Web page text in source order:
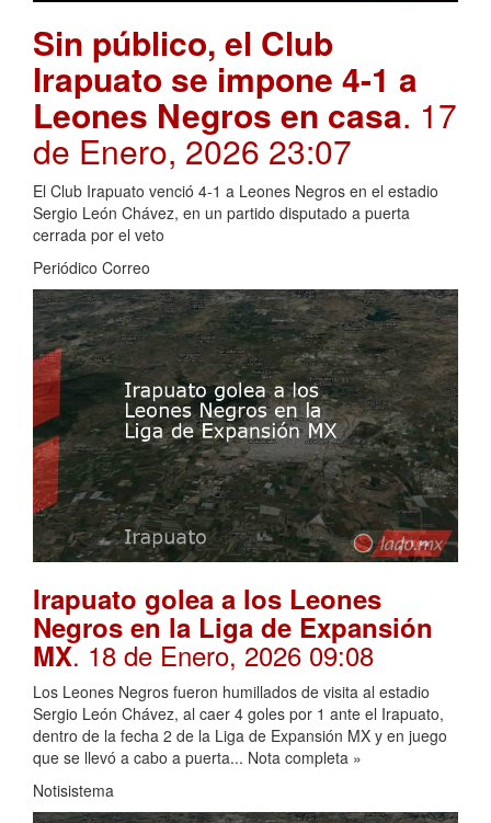
Sin público, el Club
Irapuato se impone 4-1 a
Leones Negros en casa. 17
de Enero, 2026 23:07
El Club Irapuato venció 4-1 a Leones Negros en el estadio
Sergio León Chávez, en un partido disputado a puerta
cerrada por el veto
Periódico Correo
Irapuato golea a los Leones
Negros en la Liga de Expansión
MX. 18 de Enero, 2026 09:08
Los Leones Negros fueron humillados de visita al estadio
Sergio León Chávez, al caer 4 goles por 1 ante el Irapuato,
dentro de la fecha 2 de la Liga de Expansión MX y en juego
que se llevó a cabo a puerta... Nota completa »
Notisistema